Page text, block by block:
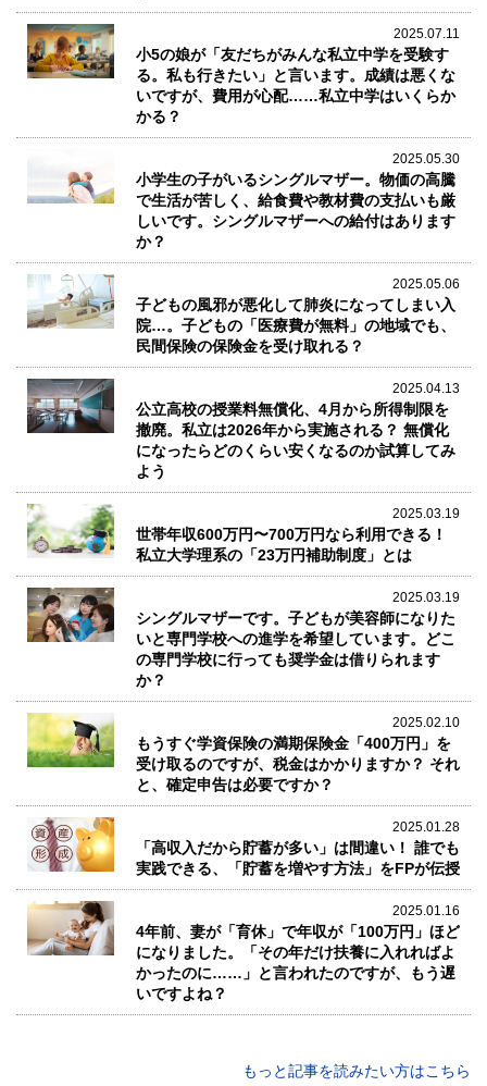
2025.07.11
小5の娘が「友だちがみんな私立中学を受験す
る。私も行きたい」と言います。成績は悪くな
いですが、費用が心配……私立中学はいくらか
かる？
2025.05.30
小学生の子がいるシングルマザー。物価の高騰
で生活が苦しく、給食費や教材費の支払いも厳
しいです。シングルマザーへの給付はあります
か？
2025.05.06
子どもの風邪が悪化して肺炎になってしまい入
院…。子どもの「医療費が無料」の地域でも、
民間保険の保険金を受け取れる？
2025.04.13
公立高校の授業料無償化、4月から所得制限を
撤廃。私立は2026年から実施される？ 無償化
になったらどのくらい安くなるのか試算してみ
よう
2025.03.19
世帯年収600万円〜700万円なら利用できる！
私立大学理系の「23万円補助制度」とは
2025.03.19
シングルマザーです。子どもが美容師になりた
いと専門学校への進学を希望しています。どこ
の専門学校に行っても奨学金は借りられます
か？
2025.02.10
もうすぐ学資保険の満期保険金「400万円」を
受け取るのですが、税金はかかりますか？ それ
と、確定申告は必要ですか？
2025.01.28
「高収入だから貯蓄が多い」は間違い！ 誰でも
実践できる、「貯蓄を増やす方法」をFPが伝授
2025.01.16
4年前、妻が「育休」で年収が「100万円」ほど
になりました。「その年だけ扶養に入れればよ
かったのに……」と言われたのですが、もう遅
いですよね？
もっと記事を読みたい方はこちら